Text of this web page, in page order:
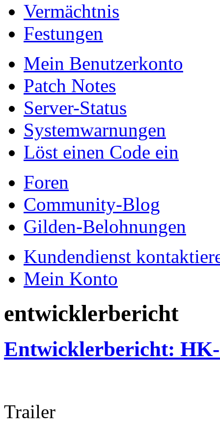
Vermächtnis
Festungen
Mein Benutzerkonto
Patch Notes
Server-Status
Systemwarnungen
Löst einen Code ein
Foren
Community-Blog
Gilden-Belohnungen
Kundendienst
Mein Konto
entwicklerbericht
Entwicklerbericht:
Trailer